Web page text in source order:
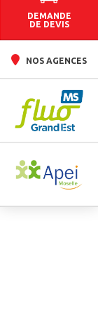
DEMANDE
DE DEVIS
NOS AGENCES